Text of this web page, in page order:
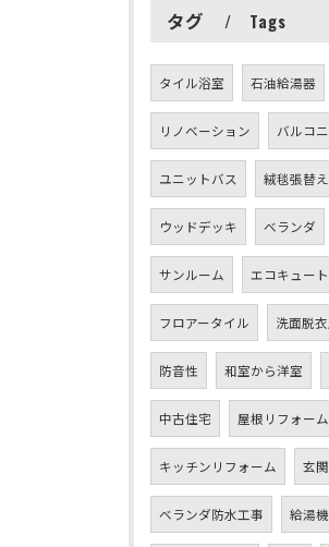
タグ Tags
タイル浴室 石油給湯器
リノベーション バルコ
ユニットバス 絨毯張替え
ウッドデッキ ベランダ
サンルーム エコキュート
フロアータイル 洗面脱
防音性 和室から洋室
中古住宅 屋根リフォーム
キッチンリフォーム 玄
ベランダ防水工事 給湯機